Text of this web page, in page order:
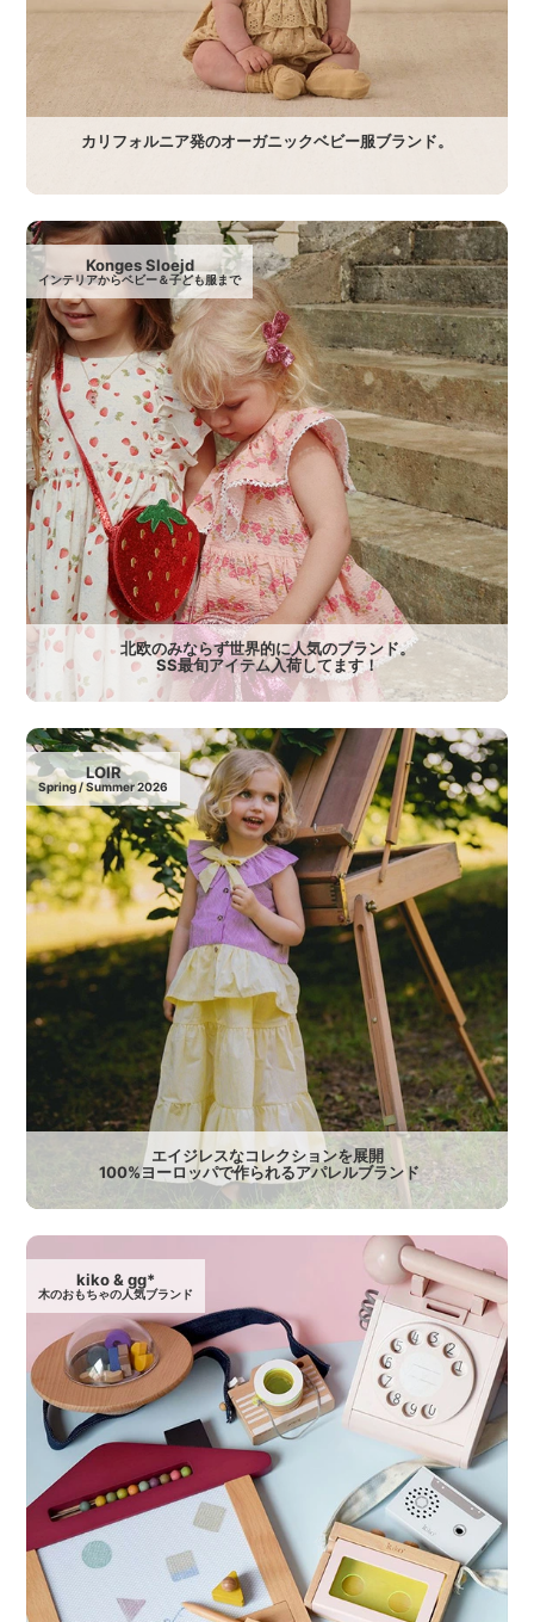
カリフォルニア発のオーガニックベビー服ブランド。
Konges Sloejd
インテリアからベビー＆子ども服まで
北欧のみならず世界的に人気のブランド。
SS最旬アイテム入荷してます！
LOIR
Spring / Summer 2026
エイジレスなコレクションを展開
100%ヨーロッパで作られるアパレルブランド
kiko & gg*
木のおもちゃの人気ブランド